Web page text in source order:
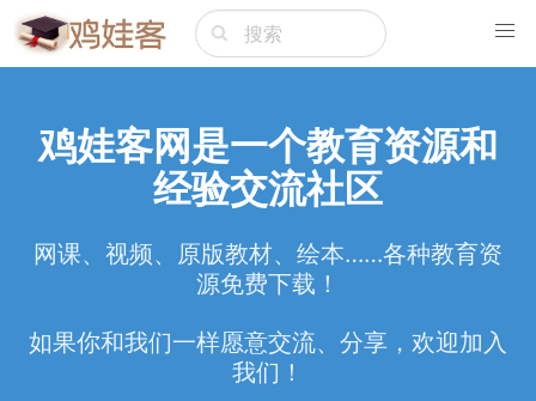
鸡娃客网是一个教育资源和
经验交流社区
网课、视频、原版教材、绘本……各种教育资
源免费下载！
如果你和我们一样愿意交流、分享，欢迎加入
我们！